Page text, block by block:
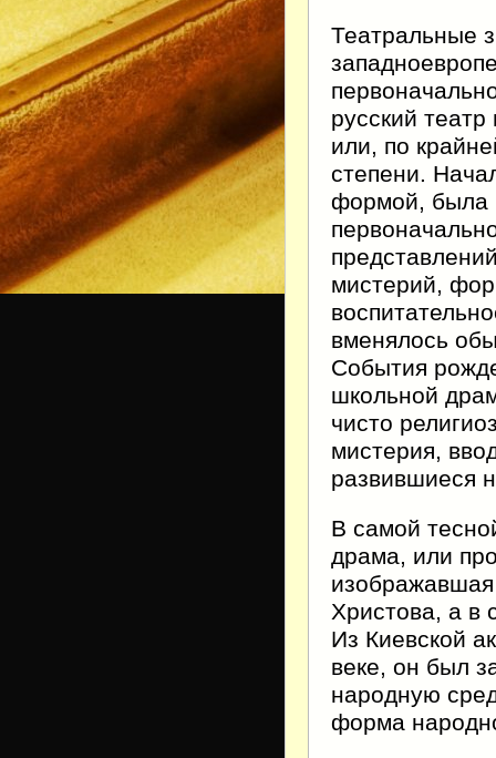
Театральные
русский
или, по
степени.
формой, была
мистерий,
вменялось
События
школьной
чисто
мистерия,
развившиеся
В самой
драма, или
Христова, а в
Из Киевской
веке, он был
народную
форма